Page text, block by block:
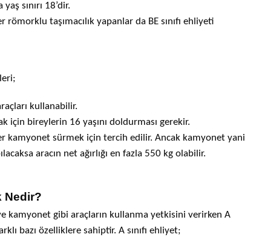
sınırı 18’dir.
taşımacılık yapanlar da BE sınıfı ehliyeti
kullanabilir.
için bireylerin 16 yaşını doldurması gerekir.
kamyonet sürmek için tercih edilir. Ancak kamyonet yani
aracın net ağırlığı en fazla 550 kg olabilir.
Nedir?
kamyonet gibi araçların kullanma yetkisini verirken A
bazı özelliklere sahiptir. A sınıfı ehliyet;